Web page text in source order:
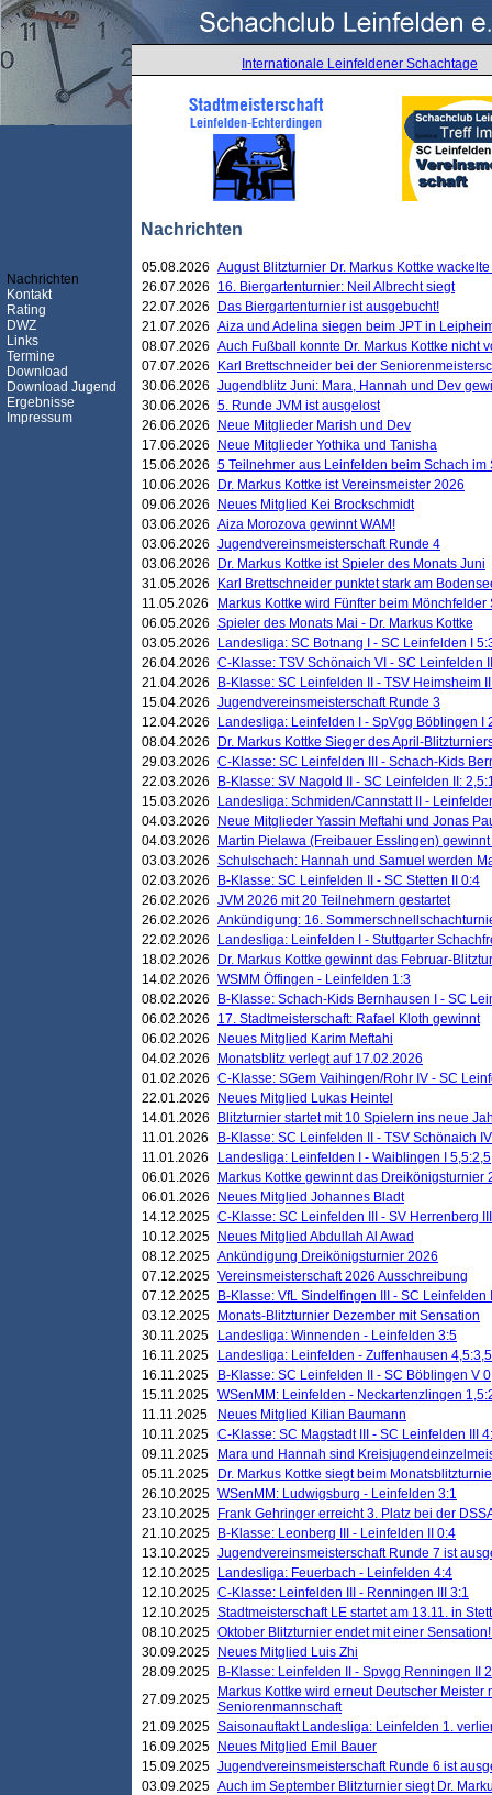
Internationale Leinfeldener Schachtage
Nachrichten
Nachrichten
Kontakt
Rating
DWZ
Links
Termine
Download
Download Jugend
Ergebnisse
Impressum
05.08.2026 August Blitzturnier Dr. Markus Kottke
26.07.2026
16. Biergartenturnier: Neil Albrecht siegt
22.07.2026
Das Biergartenturnier ist ausgebucht!
21.07.2026 Aiza und Adelina siegen beim JPT in
08.07.2026 Auch Fußball konnte Dr. Markus Kottke nicht
07.07.2026
Karl Brettschneider bei der
30.06.2026 Jugendblitz Juni: Mara, Hannah und Dev
30.06.2026 5. Runde JVM ist ausgelost
26.06.2026
Neue Mitglieder Marish und Dev
17.06.2026
Neue Mitglieder Yothika und Tanisha
15.06.2026 5 Teilnehmer aus Leinfelden beim Schach
10.06.2026
Dr. Markus Kottke ist Vereinsmeister 2026
09.06.2026
Neues Mitglied Kei Brockschmidt
03.06.2026 Aiza Morozova gewinnt WAM!
03.06.2026 Jugendvereinsmeisterschaft Runde 4
03.06.2026
Dr. Markus Kottke ist Spieler des Monats Juni
31.05.2026
Karl Brettschneider punktet stark am
11.05.2026
Markus Kottke wird Fünfter beim
06.05.2026 Spieler des Monats Mai - Dr. Markus Kottke
03.05.2026
Landesliga: SC Botnang I - SC Leinfelden I
26.04.2026 C-Klasse: TSV Schönaich VI - SC Leinfelden
21.04.2026
B-Klasse: SC Leinfelden II - TSV Heimsheim
15.04.2026 Jugendvereinsmeisterschaft Runde 3
12.04.2026
Landesliga: Leinfelden I - SpVgg Böblingen I
08.04.2026
Dr. Markus Kottke Sieger des April-
29.03.2026 C-Klasse: SC Leinfelden III - Schach-Kids
22.03.2026
B-Klasse: SV Nagold II - SC Leinfelden II:
15.03.2026
Landesliga: Schmiden/Cannstatt II -
04.03.2026
Neue Mitglieder Yassin Meftahi und Jonas
04.03.2026
Martin Pielawa (Freibauer Esslingen)
03.03.2026 Schulschach: Hannah und Samuel werden
02.03.2026
B-Klasse: SC Leinfelden II - SC Stetten II 0:4
26.02.2026 JVM 2026 mit 20 Teilnehmern gestartet
26.02.2026 Ankündigung: 16.
22.02.2026
Landesliga: Leinfelden I - Stuttgarter
18.02.2026
Dr. Markus Kottke gewinnt das Februar-
14.02.2026 WSMM Öffingen - Leinfelden 1:3
08.02.2026
B-Klasse: Schach-Kids Bernhausen I - SC
06.02.2026
17. Stadtmeisterschaft: Rafael Kloth gewinnt
06.02.2026
Neues Mitglied Karim Meftahi
04.02.2026
Monatsblitz verlegt auf 17.02.2026
01.02.2026 C-Klasse: SGem Vaihingen/Rohr IV - SC
22.01.2026
Neues Mitglied Lukas Heintel
14.01.2026
Blitzturnier startet mit 10 Spielern ins neue
11.01.2026
B-Klasse: SC Leinfelden II - TSV Schönaich
11.01.2026
Landesliga: Leinfelden I - Waiblingen I 5,5:2,5
06.01.2026
Markus Kottke gewinnt das Dreikönigsturnier
06.01.2026
Neues Mitglied Johannes Bladt
14.12.2025 C-Klasse: SC Leinfelden III - SV Herrenberg
10.12.2025
Neues Mitglied Abdullah Al Awad
08.12.2025 Ankündigung Dreikönigsturnier 2026
07.12.2025 Vereinsmeisterschaft 2026 Ausschreibung
07.12.2025
B-Klasse: VfL Sindelfingen III - SC Leinfelden
03.12.2025
Monats-Blitzturnier Dezember mit Sensation
30.11.2025
Landesliga: Winnenden - Leinfelden 3:5
16.11.2025
Landesliga: Leinfelden - Zuffenhausen 4,5:3,5
16.11.2025
B-Klasse: SC Leinfelden II - SC Böblingen V
15.11.2025 WSenMM: Leinfelden - Neckartenzlingen
11.11.2025
Neues Mitglied Kilian Baumann
10.11.2025 C-Klasse: SC Magstadt III - SC Leinfelden III
09.11.2025
Mara und Hannah sind
05.11.2025
Dr. Markus Kottke siegt beim
26.10.2025 WSenMM: Ludwigsburg - Leinfelden 3:1
23.10.2025
Frank Gehringer erreicht 3. Platz bei der
21.10.2025
B-Klasse: Leonberg III - Leinfelden II 0:4
13.10.2025 Jugendvereinsmeisterschaft Runde 7 ist
12.10.2025
Landesliga: Feuerbach - Leinfelden 4:4
12.10.2025 C-Klasse: Leinfelden III - Renningen III 3:1
12.10.2025 Stadtmeisterschaft LE startet am 13.11. in
08.10.2025 Oktober Blitzturnier endet mit einer
30.09.2025
Neues Mitglied Luis Zhi
28.09.2025
B-Klasse: Leinfelden II - Spvgg Renningen II
27.09.2025
Markus Kottke wird erneut Deutscher Meister
Seniorenmannschaft
21.09.2025 Saisonauftakt Landesliga: Leinfelden 1.
16.09.2025
Neues Mitglied Emil Bauer
15.09.2025 Jugendvereinsmeisterschaft Runde 6 ist
03.09.2025 Auch im September Blitzturnier siegt Dr.